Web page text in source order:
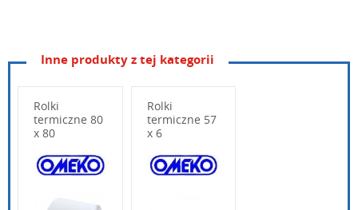
Wpisz poniżej swoje pytanie
Inne produkty z tej kategorii
Rolki
termiczne 80
x 80
Rolki
termiczne 57
x 6